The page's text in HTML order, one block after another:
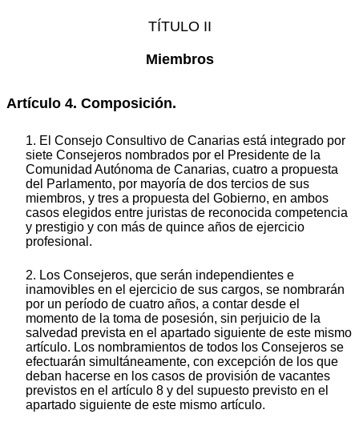
TÍTULO II
Miembros
Artículo 4. Composición.
1. El Consejo Consultivo de Canarias está integrado por
siete Consejeros nombrados por el Presidente de la
Comunidad Autónoma de Canarias, cuatro a propuesta
del Parlamento, por mayoría de dos tercios de sus
miembros, y tres a propuesta del Gobierno, en ambos
casos elegidos entre juristas de reconocida competencia
y prestigio y con más de quince años de ejercicio
profesional.
2. Los Consejeros, que serán independientes e
inamovibles en el ejercicio de sus cargos, se nombrarán
por un período de cuatro años, a contar desde el
momento de la toma de posesión, sin perjuicio de la
salvedad prevista en el apartado siguiente de este mismo
artículo. Los nombramientos de todos los Consejeros se
efectuarán simultáneamente, con excepción de los que
deban hacerse en los casos de provisión de vacantes
previstos en el artículo 8 y del supuesto previsto en el
apartado siguiente de este mismo artículo.